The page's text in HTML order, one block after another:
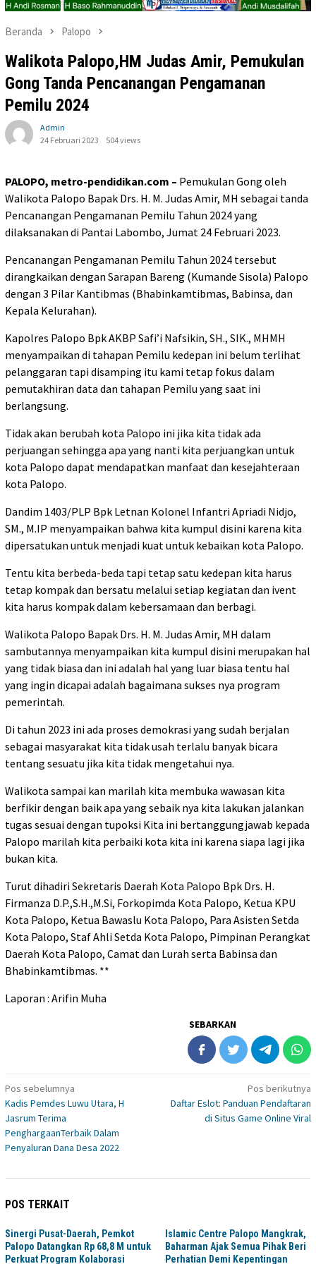
Beranda Palopo
Walikota Palopo,HM Judas Amir, Pemukulan
Gong Tanda Pencanangan Pengamanan
Pemilu 2024
Admin
24 Februari 2023
504 views
PALOPO, metro-pendidikan.com – Pemukulan Gong oleh
Walikota Palopo Bapak Drs. H. M. Judas Amir, MH sebagai tanda
Pencanangan Pengamanan Pemilu Tahun 2024 yang
dilaksanakan di Pantai Labombo, Jumat 24 Februari 2023.
Pencanangan Pengamanan Pemilu Tahun 2024 tersebut
dirangkaikan dengan Sarapan Bareng (Kumande Sisola) Palopo
dengan 3 Pilar Kantibmas (Bhabinkamtibmas, Babinsa, dan
Kepala Kelurahan).
Kapolres Palopo Bpk AKBP Safi’i Nafsikin, SH., SIK., MHMH
menyampaikan di tahapan Pemilu kedepan ini belum terlihat
pelanggaran tapi disamping itu kami tetap fokus dalam
pemutakhiran data dan tahapan Pemilu yang saat ini
berlangsung.
Tidak akan berubah kota Palopo ini jika kita tidak ada
perjuangan sehingga apa yang nanti kita perjuangkan untuk
kota Palopo dapat mendapatkan manfaat dan kesejahteraan
kota Palopo.
Dandim 1403/PLP Bpk Letnan Kolonel Infantri Apriadi Nidjo,
SM., M.IP menyampaikan bahwa kita kumpul disini karena kita
dipersatukan untuk menjadi kuat untuk kebaikan kota Palopo.
Tentu kita berbeda-beda tapi tetap satu kedepan kita harus
tetap kompak dan bersatu melalui setiap kegiatan dan ivent
kita harus kompak dalam kebersamaan dan berbagi.
Walikota Palopo Bapak Drs. H. M. Judas Amir, MH dalam
sambutannya menyampaikan kita kumpul disini merupakan hal
yang tidak biasa dan ini adalah hal yang luar biasa tentu hal
yang ingin dicapai adalah bagaimana sukses nya program
pemerintah.
Di tahun 2023 ini ada proses demokrasi yang sudah berjalan
sebagai masyarakat kita tidak usah terlalu banyak bicara
tentang sesuatu jika kita tidak mengetahui nya.
Walikota sampai kan marilah kita membuka wawasan kita
berfikir dengan baik apa yang sebaik nya kita lakukan jalankan
tugas sesuai dengan tupoksi Kita ini bertanggungjawab kepada
Palopo marilah kita perbaiki kota kita ini karena siapa lagi jika
bukan kita.
Turut dihadiri Sekretaris Daerah Kota Palopo Bpk Drs. H.
Firmanza D.P.,S.H.,M.Si, Forkopimda Kota Palopo, Ketua KPU
Kota Palopo, Ketua Bawaslu Kota Palopo, Para Asisten Setda
Kota Palopo, Staf Ahli Setda Kota Palopo, Pimpinan Perangkat
Daerah Kota Palopo, Camat dan Lurah serta Babinsa dan
Bhabinkamtibmas. **
Laporan : Arifin Muha
SEBARKAN
Navigasi
pos
Pos sebelumnya
Kadis Pemdes Luwu Utara, H
Jasrum Terima
PenghargaanTerbaik Dalam
Penyaluran Dana Desa 2022
Pos berikutnya
Daftar Eslot: Panduan Pendaftaran
di Situs Game Online Viral
POS TERKAIT
Sinergi Pusat-Daerah, Pemkot
Palopo Datangkan Rp 68,8 M untuk
Perkuat Program Kolaborasi
Islamic Centre Palopo Mangkrak,
Baharman Ajak Semua Pihak Beri
Perhatian Demi Kepentingan